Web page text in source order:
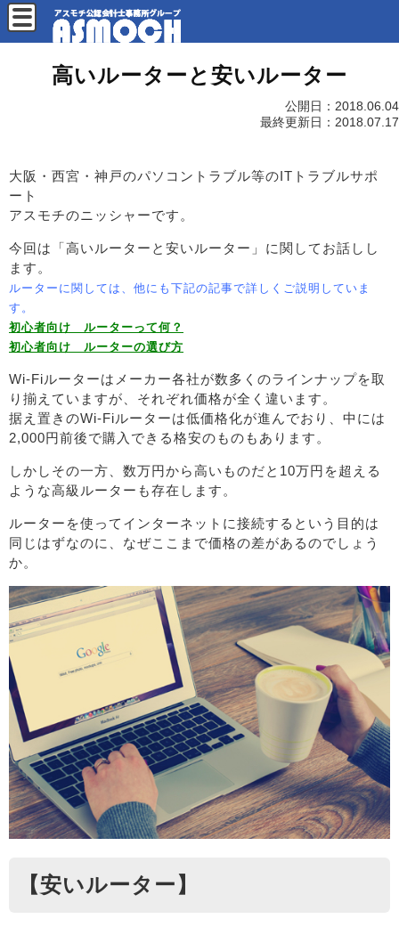
高いルーターと安いルーター
公開日： 2018.06.04
最終更新日： 2018.07.17
大阪・西宮・神戸のパソコントラブル等のITトラブルサポ
ート
アスモチのニッシャーです。
今回は「高いルーターと安いルーター」に関してお話しし
ます。
ルーターに関しては、他にも下記の記事で詳しくご説明していま
す。
初心者向け ルーターって何？
初心者向け ルーターの選び方
Wi-Fiルーターはメーカー各社が数多くのラインナップを取
り揃えていますが、それぞれ価格が全く違います。
据え置きのWi-Fiルーターは低価格化が進んでおり、中には
2,000円前後で購入できる格安のものもあります。
しかしその一方、数万円から高いものだと10万円を超える
ような高級ルーターも存在します。
ルーターを使ってインターネットに接続するという目的は
同じはずなのに、なぜここまで価格の差があるのでしょう
か。
【安いルーター】